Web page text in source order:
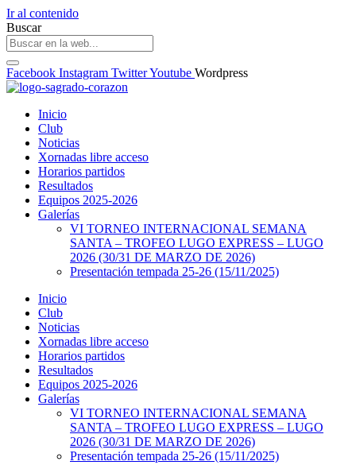
Ir al contenido
Buscar
Facebook Instagram TwitterYoutube Wordpress
Inicio
Club
Noticias
Xornadas libre acceso
Horarios partidos
Resultados
Equipos 2025-2026
Galerías
VI TORNEO INTERNACIONAL SEMANA
SANTA – TROFEO LUGO EXPRESS – LUGO
2026 (30/31 DE MARZO DE 2026)
Presentación tempada 25-26 (15/11/2025)
Inicio
Club
Noticias
Xornadas libre acceso
Horarios partidos
Resultados
Equipos 2025-2026
Galerías
VI TORNEO INTERNACIONAL SEMANA
SANTA – TROFEO LUGO EXPRESS – LUGO
2026 (30/31 DE MARZO DE 2026)
Presentación tempada 25-26 (15/11/2025)